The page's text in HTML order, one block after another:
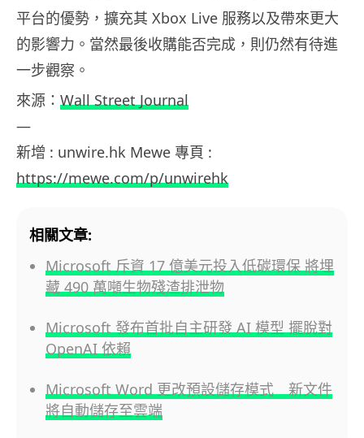
平台的優勢，擴充其 Xbox Live 服務以及帶來更大
的影響力。當然最後收購能否完成，則仍然有待進
一步觀察。
來源： Wall Street Journal
—
新增 : unwire.hk Mewe 專頁 :
https://mewe.com/p/unwirehk
相關文章:
Microsoft 斥資 17 億美元投入低碳環保 將埋
藏 490 萬噸生物殘渣排泄物
Microsoft 發布首批自主研發 AI 模型 擺脫對
OpenAI 依賴
Microsoft Word 更改預設儲存模式 新文件
將自動儲存至雲端